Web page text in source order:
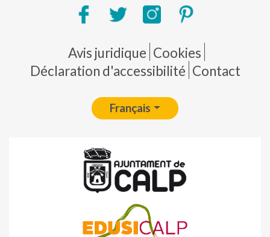
Pie de página
Avis juridique Cookies
Déclaration d'accessibilité Contact
Français